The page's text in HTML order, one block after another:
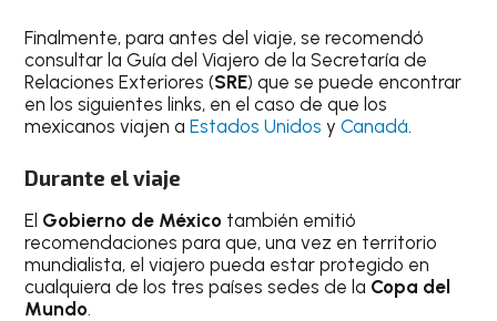
Finalmente, para antes del viaje, se recomendó
consultar la Guía del Viajero de la Secretaría de
Relaciones Exteriores (SRE) que se puede encontrar
en los siguientes links, en el caso de que los
mexicanos viajen aEstados Unidos yCanadá.
Durante el viaje
El Gobierno de México también emitió
recomendaciones para que, una vez en territorio
mundialista, el viajero pueda estar protegido en
cualquiera de los tres países sedes de la Copa del
Mundo.